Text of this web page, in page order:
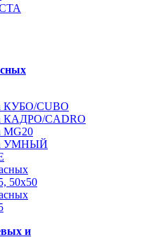
КУБО/CUBO
КАДРО/CADRO
MG20
УМНЫЙ
50x50
и